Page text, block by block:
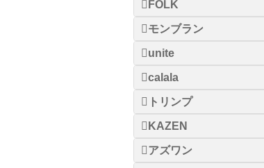
FOLK
モンブラン
unite
calala
トリンプ
KAZEN
アズワン